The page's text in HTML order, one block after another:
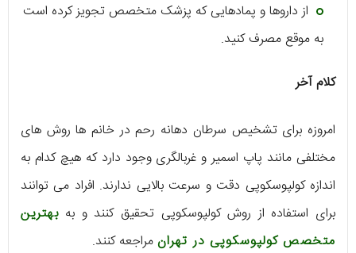
از داروها و پمادهایی که پزشک متخصص تجویز کرده است
به موقع مصرف کنید.
کلام آخر
امروزه برای تشخیص سرطان دهانه رحم در خانم ها روش های
مختلفی مانند پاپ اسمیر و غربالگری وجود دارد که هیچ کدام به
اندازه کولپوسکوپی دقت و سرعت بالایی ندارند. افراد می توانند
برای استفاده از روش کولپوسکوپی تحقیق کنند و بهبهترین
متخصص کولپوسکوپی در تهرانمراجعه کنند.